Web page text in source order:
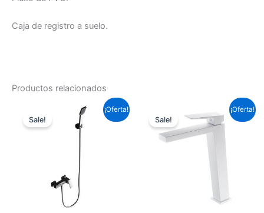
Caja de registro a suelo.
Productos relacionados
¡Oferta!
Sale!
original
El
precio
¡Oferta!
Sale!
precio
original
era:
precio
actual